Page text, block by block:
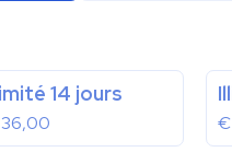
14 jours
€